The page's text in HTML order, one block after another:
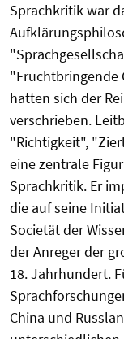
Sprachkritik war
"Fruchtbringende
hatten sich der
verschrieben.
"Richtigkeit",
eine zentrale
Sprachkritik. Er
die auf seine
Societät der
der Anreger der
18. Jahrhundert.
China und